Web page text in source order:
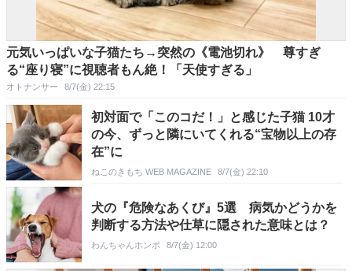
元気いっぱいな子猫たち→突然の《電池切れ》 尊すぎ
る“座り寝”に視聴者もん絶！「天使すぎる」
オトナンサー 8/7(金) 22:15
初対面で「このコだ！」と感じた子猫 10才
の今、ずっと隣にいてくれる“宝物以上の存
在”に
ねこのきもち WEB MAGAZINE 8/7(金) 22:10
犬の『危険なあくび』5選 病気かどうかを
判断する方法や仕草に隠された意味とは？
わんちゃんホンポ 8/7(金) 12:00